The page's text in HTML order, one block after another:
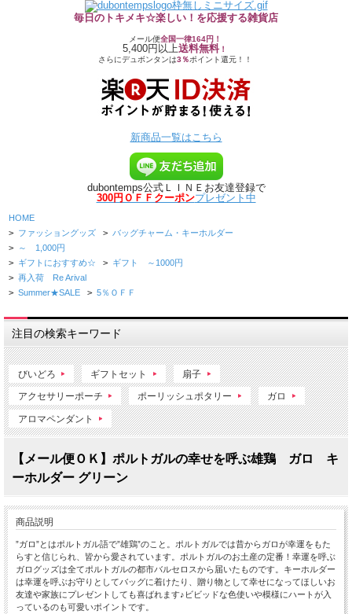
毎日のトキメキ☆楽しい！を応援する雑貨店
メール便全国一律164円！
5,400円以上送料無料！
さらにデュボンタンは3％ポイント還元！！
新商品一覧はこちら
dubontemps公式ＬＩＮＥお友達登録で
300円ＯＦＦクーポンプレゼント中
HOME
> ファッショングッズ > バッグチャーム・キーホルダー
> ～ 1,000円
> ギフトにおすすめ☆ > ギフト ～1000円
> 再入荷 Re Arival
> Summer★SALE > 5％ＯＦＦ
注目の検索キーワード
びいどろ ギフトセット 扇子
アクセサリーポーチ ポーリッシュポタリー ガロ
アロマペンダント
【メール便ＯＫ】ポルトガルの幸せを呼ぶ雄鶏 ガロ キ
ーホルダー グリーン
商品説明
”ガロ”とはポルトガル語で”雄鶏”のこと。ポルトガルでは昔からガロが幸運をもた
らすと信じられ、皆から愛されています。ポルトガルのお土産の定番！幸運を呼ぶ
ガログッズは全てポルトガルの都市バルセロスから届いたものです。キーホルダー
は幸運を呼ぶお守りとしてバッグに着けたり、贈り物として幸せになってほしいお
友達や家族にプレゼントしても喜ばれます♪ビビッドな色使いや模様にハートが入
っているのも可愛いポイントです。